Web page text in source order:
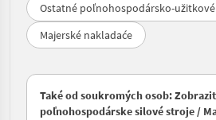
Ostatné poľnohospodársko-
Majerské nakladaće
Také od soukromých osob:
poľnohospodárske silové stroje /